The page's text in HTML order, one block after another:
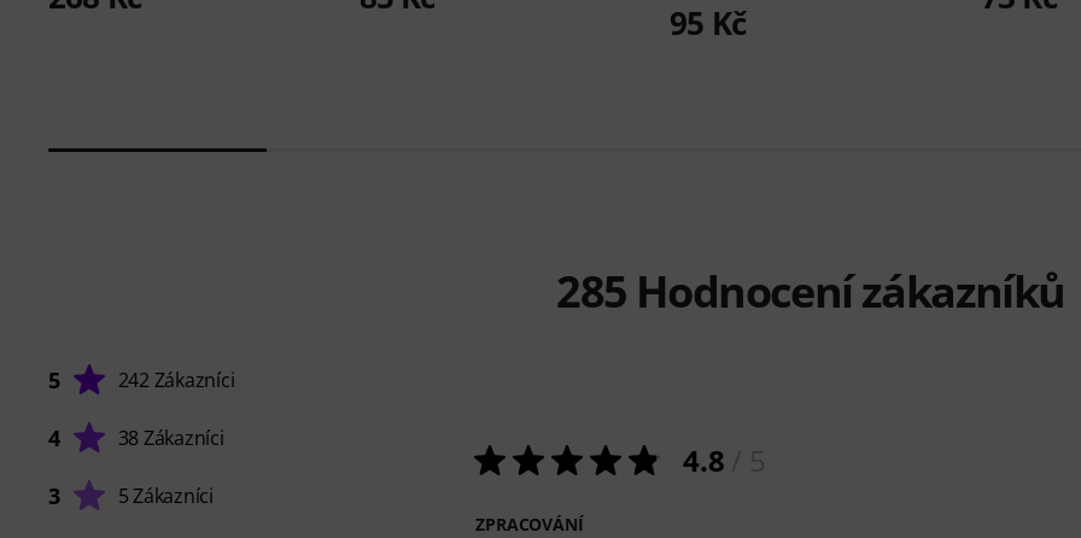
95 Kč
285 Hodnocení zákazníků
5 242 Zákazníci
4 38 Zákazníci
3 5 Zákazníci
4.8
ZPRACOVÁNÍ